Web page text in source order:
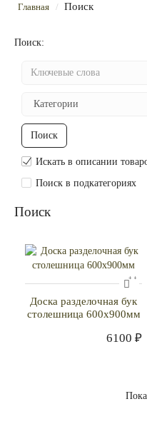
Главная Поиск
Поиск:
Искать в описании
Поиск в подкатегориях
Поиск
Доска разделочная бук
столешница 600x900мм
6100 ₽